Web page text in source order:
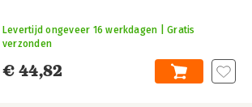
€ 44,82
Levertijd ongeveer 16 werkdagen | Gratis
verzonden